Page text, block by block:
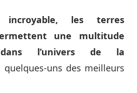
incroyable, les terres
une multitude
dans l’univers de la
quelques-uns des meilleurs